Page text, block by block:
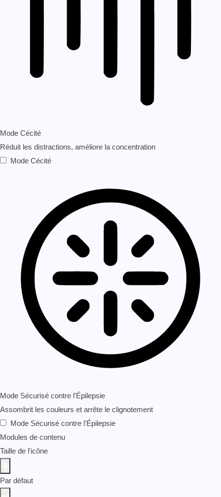
Mode Cécité
Réduit les distractions, améliore la concentration
Mode Cécité
Mode Sécurisé contre l'Épilepsie
Assombrit les couleurs et arrête le clignotement
Mode Sécurisé contre l'Épilepsie
Modules de contenu
Taille de l'icône
Par défaut